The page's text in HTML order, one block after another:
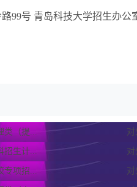
99号 青岛科技大学招生办公
类（提...
招生计...
专项招...